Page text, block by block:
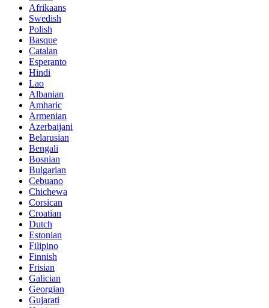
Afrikaans
Swedish
Polish
Basque
Catalan
Esperanto
Hindi
Lao
Albanian
Amharic
Armenian
Azerbaijani
Belarusian
Bengali
Bosnian
Bulgarian
Cebuano
Chichewa
Corsican
Croatian
Dutch
Estonian
Filipino
Finnish
Frisian
Galician
Georgian
Gujarati